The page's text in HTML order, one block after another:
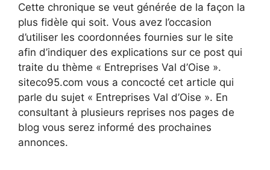
Cette chronique se veut générée de la façon la
plus fidèle qui soit. Vous avez l’occasion
d’utiliser les coordonnées fournies sur le site
afin d’indiquer des explications sur ce post qui
traite du thème « Entreprises Val d’Oise ».
siteco95.com vous a concocté cet article qui
parle du sujet « Entreprises Val d’Oise ». En
consultant à plusieurs reprises nos pages de
blog vous serez informé des prochaines
annonces.